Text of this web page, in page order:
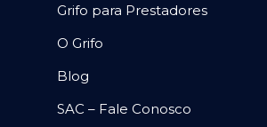
Grifo para Prestadores
O Grifo
Blog
SAC – Fale Conosco